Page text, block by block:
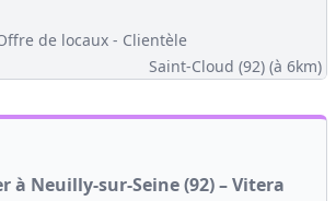
de locaux - Clientèle
Saint-Cloud (92) (à 6km)
à Neuilly-sur-Seine (92) – Vitera